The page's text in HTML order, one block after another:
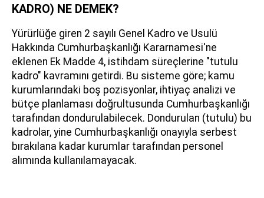
KADRO) NE DEMEK?
Yürürlüğe giren 2 sayılı Genel Kadro ve Usulü
Hakkında Cumhurbaşkanlığı Kararnamesi'ne
eklenen Ek Madde 4, istihdam süreçlerine "tutulu
kadro" kavramını getirdi. Bu sisteme göre; kamu
kurumlarındaki boş pozisyonlar, ihtiyaç analizi ve
bütçe planlaması doğrultusunda Cumhurbaşkanlığı
tarafından dondurulabilecek. Dondurulan (tutulu) bu
kadrolar, yine Cumhurbaşkanlığı onayıyla serbest
bırakılana kadar kurumlar tarafından personel
alımında kullanılamayacak.